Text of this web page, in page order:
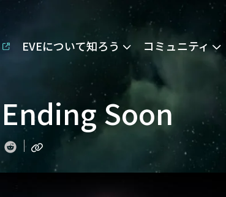
EVEについて知ろう コミュニティ
Soon